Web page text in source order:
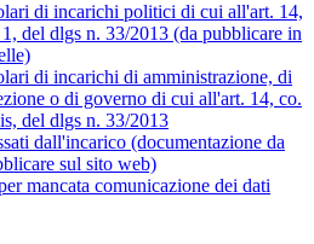
di incarichi politici di cui all'art. 14,
del dlgs n. 33/2013 (da pubblicare in
di incarichi di amministrazione, di
o di governo di cui all'art. 14, co.
del dlgs n. 33/2013
dall'incarico (documentazione da
sul sito web)
mancata comunicazione dei dati